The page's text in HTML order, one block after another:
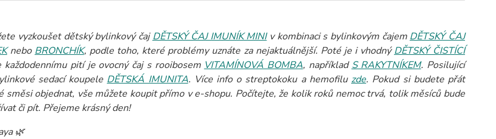
vyzkoušet dětský bylinkový čajDĚTSKÝ ČAJ IMUNÍK MINIv kombinaci s bylinkovým čajem DĚTSKÝ ČAJ
nebo BRONCHÍK, podle toho, které problémy uznáte za nejaktuálnější. Poté je i vhodnýDĚTSKÝ ČISTÍCÍ
každodennímu pití je ovocný čaj s rooibosem VITAMÍNOVÁ BOMBA, například S RAKYTNÍKEM. Posilující
sedací koupele DĚTSKÁ IMUNITA. Více info o streptokoku a hemofilu zde. Pokud si budete přát
směsi objednat, vše můžete koupit přímo v e-shopu. Počítejte, že kolik roků nemoc trvá, tolik měsíců bude
či pít. Přejeme krásný den!
🌿